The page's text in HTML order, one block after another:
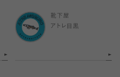
靴下屋
アトレ目黒